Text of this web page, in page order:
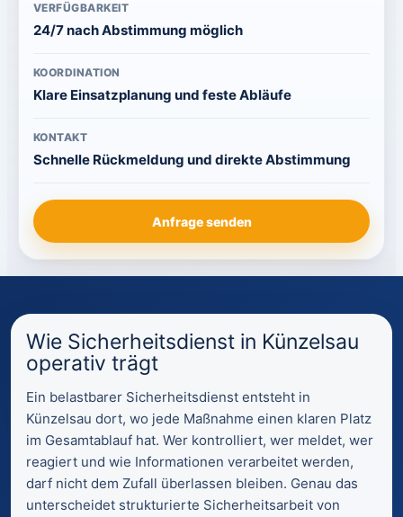
VERFÜGBARKEIT
24/7 nach Abstimmung möglich
KOORDINATION
Klare Einsatzplanung und feste Abläufe
KONTAKT
Schnelle Rückmeldung und direkte Abstimmung
Anfrage senden
Wie Sicherheitsdienst in Künzelsau
operativ trägt
Ein belastbarer Sicherheitsdienst entsteht in
Künzelsau dort, wo jede Maßnahme einen klaren Platz
im Gesamtablauf hat. Wer kontrolliert, wer meldet, wer
reagiert und wie Informationen verarbeitet werden,
darf nicht dem Zufall überlassen bleiben. Genau das
unterscheidet strukturierte Sicherheitsarbeit von